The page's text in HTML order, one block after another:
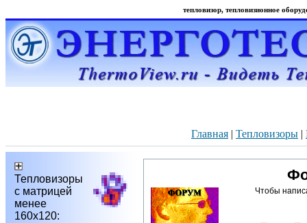
тепловизор, тепловизионное
Главная | Тепловизоры |
Тепловизоры
с матрицей
менее
160х120:
Чтобы